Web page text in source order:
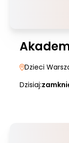
Dzieci
Dzisiaj: